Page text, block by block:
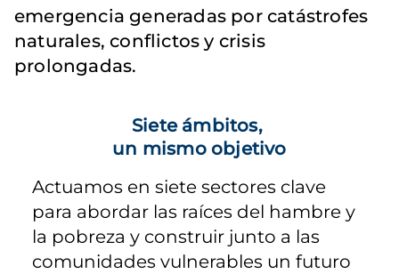
emergencia generadas por catástrofes
naturales, conflictos y crisis
prolongadas.
Siete ámbitos,
un mismo objetivo
Actuamos en siete sectores clave
para abordar las raíces del hambre y
la pobreza y construir junto a las
comunidades vulnerables un futuro